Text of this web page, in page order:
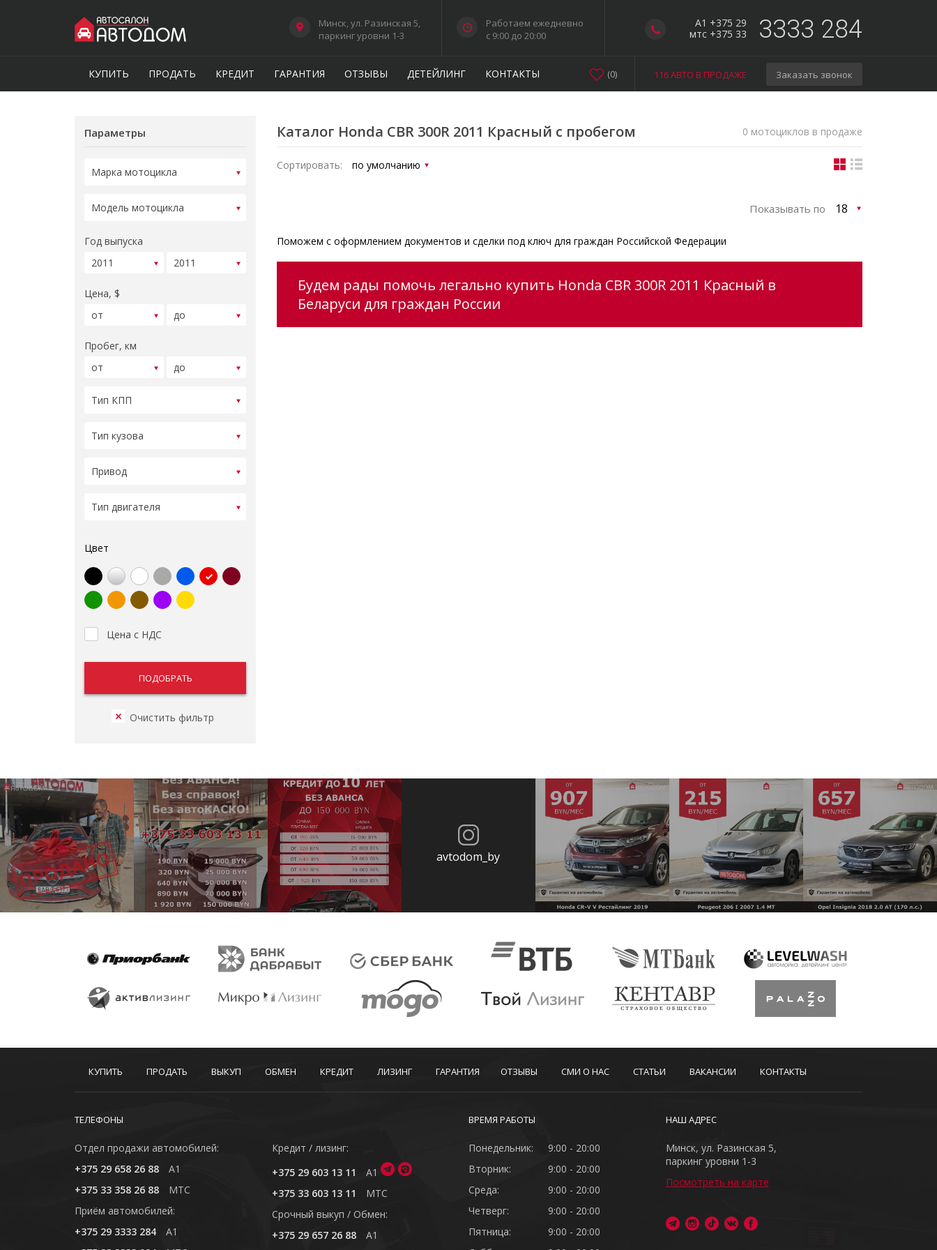
A1 +375 29
мтс +375 33
3333 284
Минск, ул. Разинская 5,
паркинг уровни 1-3
Работаем ежедневно
c 9:00 до 20:00
КУПИТЬ ПРОДАТЬ КРЕДИТ ГАРАНТИЯ ОТЗЫВЫ ДЕТЕЙЛИНГ КОНТАКТЫ 116 АВТО В ПРОДАЖЕ Заказать звонок
(0)
Параметры
Год выпуска
Цена, $
Пробег, км
Цвет
Цена с НДС
Каталог Honda CBR 300R 2011 Красный с пробегом 0 мотоциклов в продаже
Сортировать:
Показывать по
Поможем с оформлением документов и сделки под ключ для граждан Российской Федерации
Будем рады помочь легально купить Honda CBR 300R 2011 Красный в
Беларуси для граждан России
avtodom_by
КУПИТЬ ПРОДАТЬ ВЫКУП ОБМЕН КРЕДИТ ЛИЗИНГ ГАРАНТИЯ ОТЗЫВЫ СМИ О НАС СТАТЬИ ВАКАНСИИ КОНТАКТЫ
ТЕЛЕФОНЫ
Отдел продажи автомобилей:
+375 29 658 26 88
A1
+375 33 358 26 88
MTC
Приём автомобилей:
+375 29 3333 284
A1
Кредит / лизинг:
+375 29 603 13 11
A1
+375 33 603 13 11
MTC
Cрочный выкуп / Обмен:
+375 29 657 26 88
A1
ВРЕМЯ РАБОТЫ
Понедельник:
9:00 - 20:00
Вторник:
9:00 - 20:00
Среда:
9:00 - 20:00
Четверг:
9:00 - 20:00
Пятница:
9:00 - 20:00
НАШ АДРЕС
Минск, ул. Разинская 5,
паркинг уровни 1-3
Посмотреть на карте